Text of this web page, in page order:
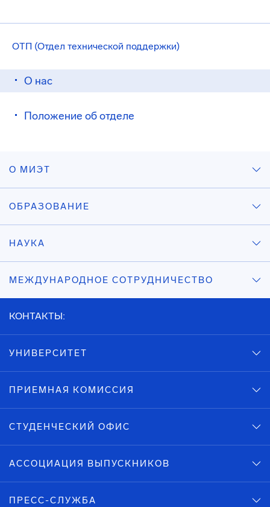
ОТП (Отдел технической поддержки)
О нас
Положение об отделе
О МИЭТ
ОБРАЗОВАНИЕ
НАУКА
МЕЖДУНАРОДНОЕ СОТРУДНИЧЕСТВО
КОНТАКТЫ:
УНИВЕРСИТЕТ
ПРИЕМНАЯ КОМИССИЯ
СТУДЕНЧЕСКИЙ ОФИС
АССОЦИАЦИЯ ВЫПУСКНИКОВ
ПРЕСС-СЛУЖБА